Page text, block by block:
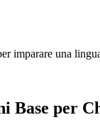
imparare una
Base per